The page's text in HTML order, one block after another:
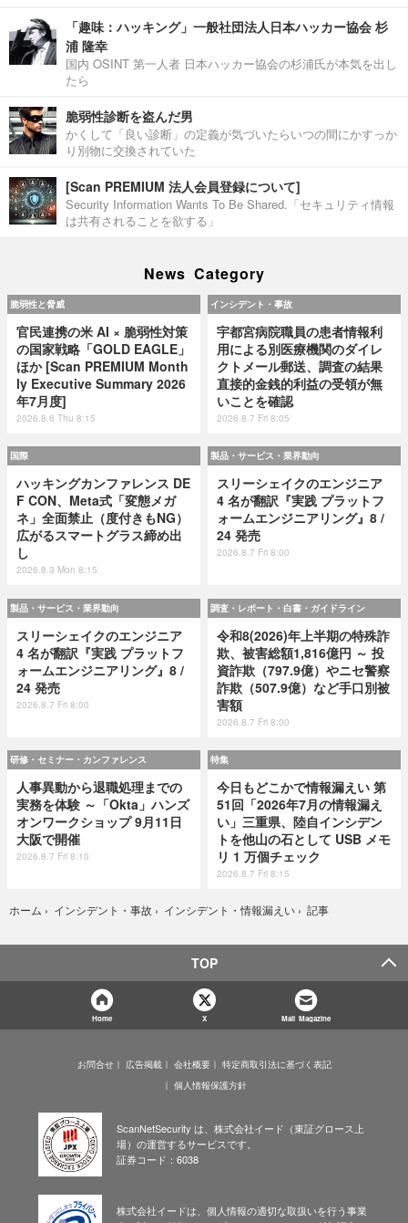
「趣味：ハッキング」一般社団法人日本ハッカー協会 杉
浦 隆幸
国内 OSINT 第一人者 日本ハッカー協会の杉浦氏が本気を出し
たら
脆弱性診断を盗んだ男
かくして「良い診断」の定義が気づいたらいつの間にかすっか
り別物に交換されていた
[Scan PREMIUM 法人会員登録について]
Security Information Wants To Be Shared.「セキュリティ情報
は共有されることを欲する」
News Category
脆弱性と脅威
官民連携の米 AI × 脆弱性対策
の国家戦略「GOLD EAGLE」
ほか [Scan PREMIUM Month
ly Executive Summary 2026
年7月度]
2026.8.6 Thu 8:15
インシデント・事故
宇都宮病院職員の患者情報利
用による別医療機関のダイレ
クトメール郵送、調査の結果
直接的金銭的利益の受領が無
いことを確認
2026.8.7 Fri 8:05
国際
ハッキングカンファレンス DE
F CON、Meta式「変態メガ
ネ」全面禁止（度付きもNG）
広がるスマートグラス締め出
し
2026.8.3 Mon 8:15
製品・サービス・業界動向
スリーシェイクのエンジニア
4 名が翻訳『実践 プラットフ
ォームエンジニアリング』8 /
24 発売
2026.8.7 Fri 8:00
製品・サービス・業界動向
スリーシェイクのエンジニア
4 名が翻訳『実践 プラットフ
ォームエンジニアリング』8 /
24 発売
2026.8.7 Fri 8:00
調査・レポート・白書・ガイドライン
令和8(2026)年上半期の特殊詐
欺、被害総額1,816億円 ～ 投
資詐欺（797.9億）やニセ警察
詐欺（507.9億）など手口別被
害額
2026.8.7 Fri 8:00
研修・セミナー・カンファレンス
人事異動から退職処理までの
実務を体験 ～「Okta」ハンズ
オンワークショップ 9月11日
大阪で開催
2026.8.7 Fri 8:10
特集
今日もどこかで情報漏えい 第
51回「2026年7月の情報漏え
い」三重県、陸自インシデン
トを他山の石として USB メモ
リ 1 万個チェック
2026.8.7 Fri 8:15
ホーム › インシデント・事故 › インシデント・情報漏えい › 記事
TOP
Home X Mail Magazine
お問合せ 広告掲載 会社概要
特定商取引法に基づく表記
個人情報保護方針
ScanNetSecurity は、株式会社イード（東証グロース上
場）の運営するサービスです。
証券コード：6038
株式会社イードは、個人情報の適切な取扱いを行う事業